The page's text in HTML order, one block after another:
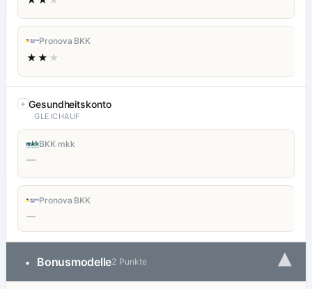
Pronova BKK
★★ ★
Gesundheitskonto
GLEICHAUF
BKK mkk
—
Pronova BKK
—
• Bonusmodelle2 Punkte ▾